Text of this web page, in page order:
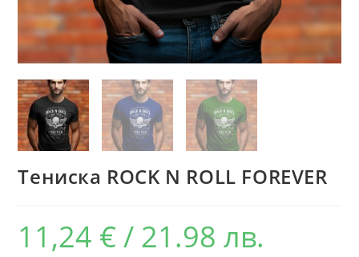
Тениска ROCK N ROLL FOREVER
11,24 € / 21.98 лв.